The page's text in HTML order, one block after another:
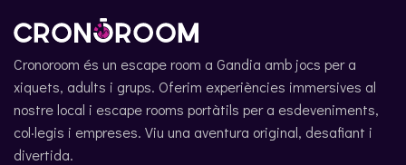
Cronoroom és un escape room a Gandia amb jocs per a
xiquets, adults i grups. Oferim experiències immersives al
nostre local i escape rooms portàtils per a esdeveniments,
col·legis i empreses. Viu una aventura original, desafiant i
divertida.